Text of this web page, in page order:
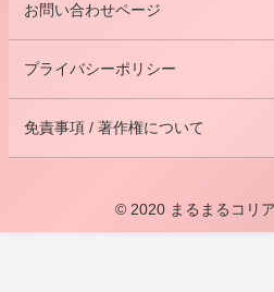
お問い合わせページ
プライバシーポリシー
免責事項 / 著作権について
© 2020 まるまるコリ